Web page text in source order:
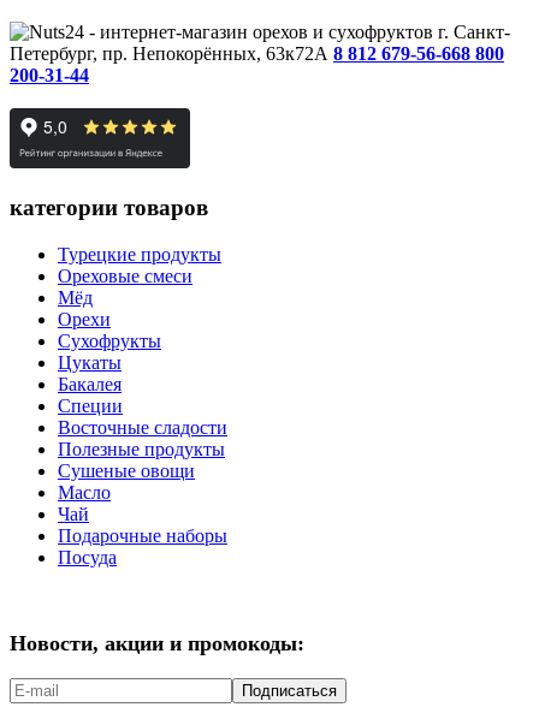
г. Санкт-
Петербург, пр. Непокорённых, 63к72А 8 812 679-56-668 800
200-31-44
категории товаров
Турецкие продукты
Ореховые смеси
Мёд
Орехи
Сухофрукты
Цукаты
Бакалея
Специи
Восточные сладости
Полезные продукты
Сушеные овощи
Масло
Чай
Подарочные наборы
Посуда
Новости, акции и промокоды:
Подписаться